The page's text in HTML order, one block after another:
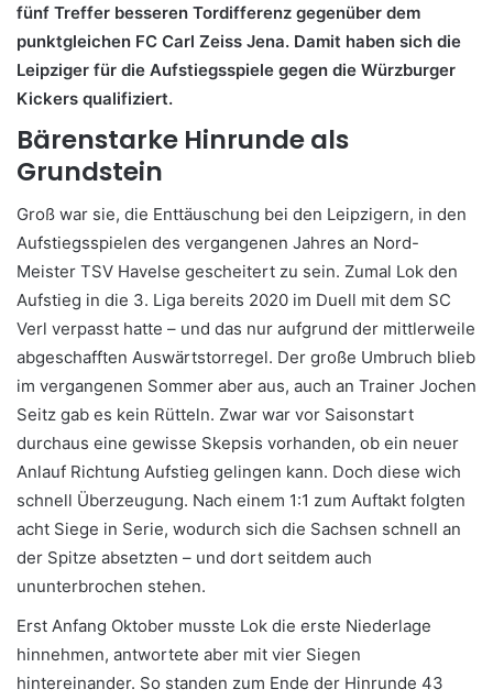
fünf Treffer besseren Tordifferenz gegenüber dem
punktgleichen FC Carl Zeiss Jena. Damit haben sich die
Leipziger für die Aufstiegsspiele gegen die Würzburger
Kickers qualifiziert.
Bärenstarke Hinrunde als
Grundstein
Groß war sie, die Enttäuschung bei den Leipzigern, in den
Aufstiegsspielen des vergangenen Jahres an Nord-
Meister TSV Havelse gescheitert zu sein. Zumal Lok den
Aufstieg in die 3. Liga bereits 2020 im Duell mit dem SC
Verl verpasst hatte – und das nur aufgrund der mittlerweile
abgeschafften Auswärtstorregel. Der große Umbruch blieb
im vergangenen Sommer aber aus, auch an Trainer Jochen
Seitz gab es kein Rütteln. Zwar war vor Saisonstart
durchaus eine gewisse Skepsis vorhanden, ob ein neuer
Anlauf Richtung Aufstieg gelingen kann. Doch diese wich
schnell Überzeugung. Nach einem 1:1 zum Auftakt folgten
acht Siege in Serie, wodurch sich die Sachsen schnell an
der Spitze absetzten – und dort seitdem auch
ununterbrochen stehen.
Erst Anfang Oktober musste Lok die erste Niederlage
hinnehmen, antwortete aber mit vier Siegen
hintereinander. So standen zum Ende der Hinrunde 43